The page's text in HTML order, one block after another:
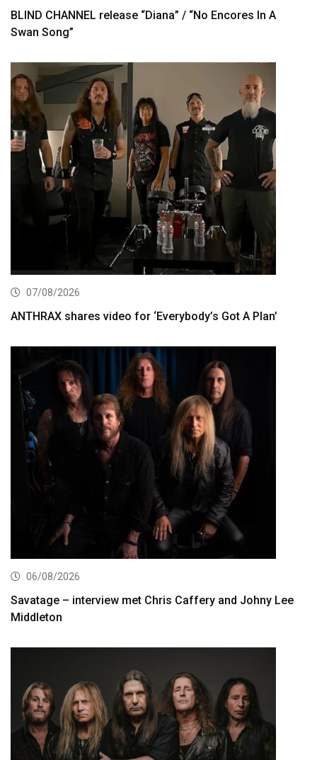
BLIND CHANNEL release “Diana” / “No Encores In A
Swan Song”
07/08/2026
ANTHRAX shares video for ‘Everybody’s Got A Plan’
06/08/2026
Savatage – interview met Chris Caffery and Johny Lee
Middleton